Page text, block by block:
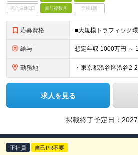
完全週休2日 賞与複数月 面接1回
応募資格
給与
勤務地
求人を見る
掲載終了予定日：
正社員 自己PR不要